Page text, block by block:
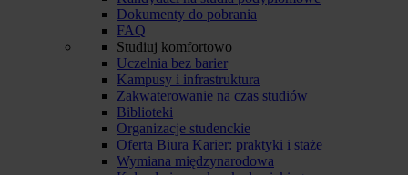
Dokumenty do pobrania
FAQ
Studiuj komfortowo
Uczelnia bez barier
Kampusy i infrastruktura
Zakwaterowanie na czas studiów
Biblioteki
Organizacje studenckie
Oferta Biura Karier: praktyki i staże
Wymiana międzynarodowa